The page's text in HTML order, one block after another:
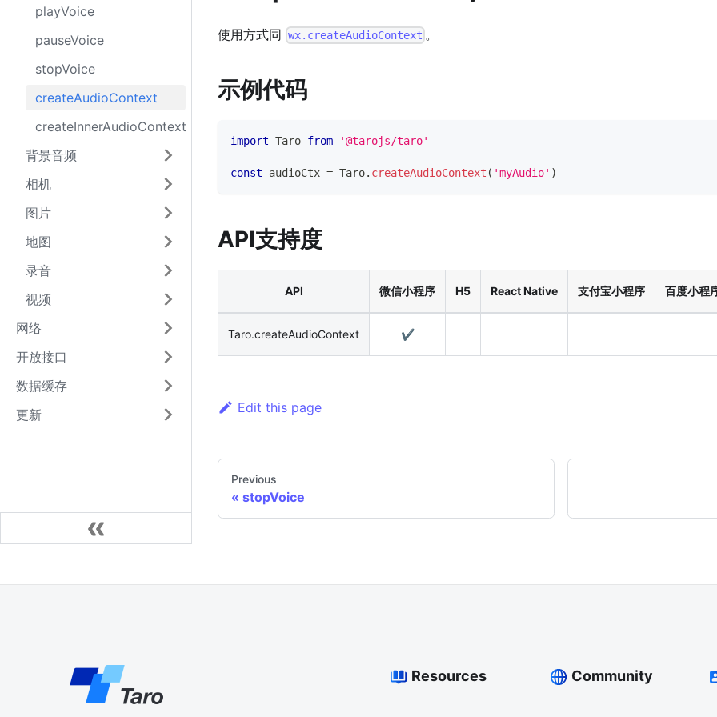
playVoice
pauseVoice
stopVoice
createAudioContext
createInnerAudioContext
背景音频
相机
图片
地图
录音
视频
网络
开放接口
数据缓存
更新
使用方式同 wx.createAudioContext 。
示例代码
import Taro from '@tarojs/taro'
const audioCtx = Taro. createAudioContext ( 'myAudio' )
API支持度
API 微信小程序 H5 React Native 支付宝小程序 百度小程
Taro.createAudioContext ✔️
Edit this page
Previous
stopVoice
Resources Community